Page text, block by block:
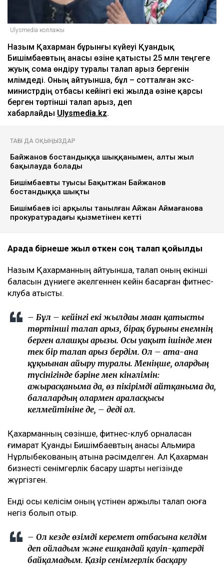
Ulysmedia коллажы
Назым Қахарман бұрынғы күйеуі Қуандық
Бишімбаевтың анасы өзіне қатысты 25 млн теңгеге
жуық сома өндіру туралы талап арыз бергенін
мәлімдеді. Оның айтуынша, бұл – сотталған экс-
министрдің отбасы кейінгі екі жылда өзіне қарсы
берген төртінші талап арыз, деп
хабарлайды Ulysmedia.kz.
ТАҒЫ ДА ОҚЫҢЫЗДАР
Байжанов бостандыққа шыққанымен, алты жыл
бақылауда болады
Бишімбаевтың туысы Бақытжан Байжанов
бостандыққа шықты
Бишімбаев ісі арқылы танылған Айжан Аймағанова
прокуратурадағы қызметінен кетті
Арада бірнеше жыл өткен соң талап қойылды
Назым Қахарманның айтуынша, талап оның екінші
баласын дүниеге әкелгеннен кейін басқарған фитнес-
клубқа қатысты.
– Бұл – кейінгі екі жылдағы маған қатысты
төртінші талап арыз, бірақ бұрынғы енемнің
берген алғашқы арызы. Осы уақыт ішінде мен
тек бір талап арыз бердім. Ол – ата-ана
құқығынан айыру туралы. Меніңше, олардың
түсінігінде бәріне мен кінәлімін:
ажырасқаныма да, өз пікірімді айтқаныма да,
балалардың олармен араласқысы
келмейтініне де, – деді ол.
Қахарманның сөзінше, фитнес-клуб орналасқан
ғимарат Қуандық Бишімбаевтың анасы Альмира
Нұрлыбекованың атына рәсімделген. Ал Қахарман
бизнесті сенімгерлік басқару шарты негізінде
жүргізген.
Енді осы келісім оның үстінен қаржылық талап қоюға
негіз болып отыр.
– Ол кезде өзімді керемет отбасына келдім
деп ойладым және ешқандай қауіп-қатерді
байқамадым. Қазір сенімгерлік басқару